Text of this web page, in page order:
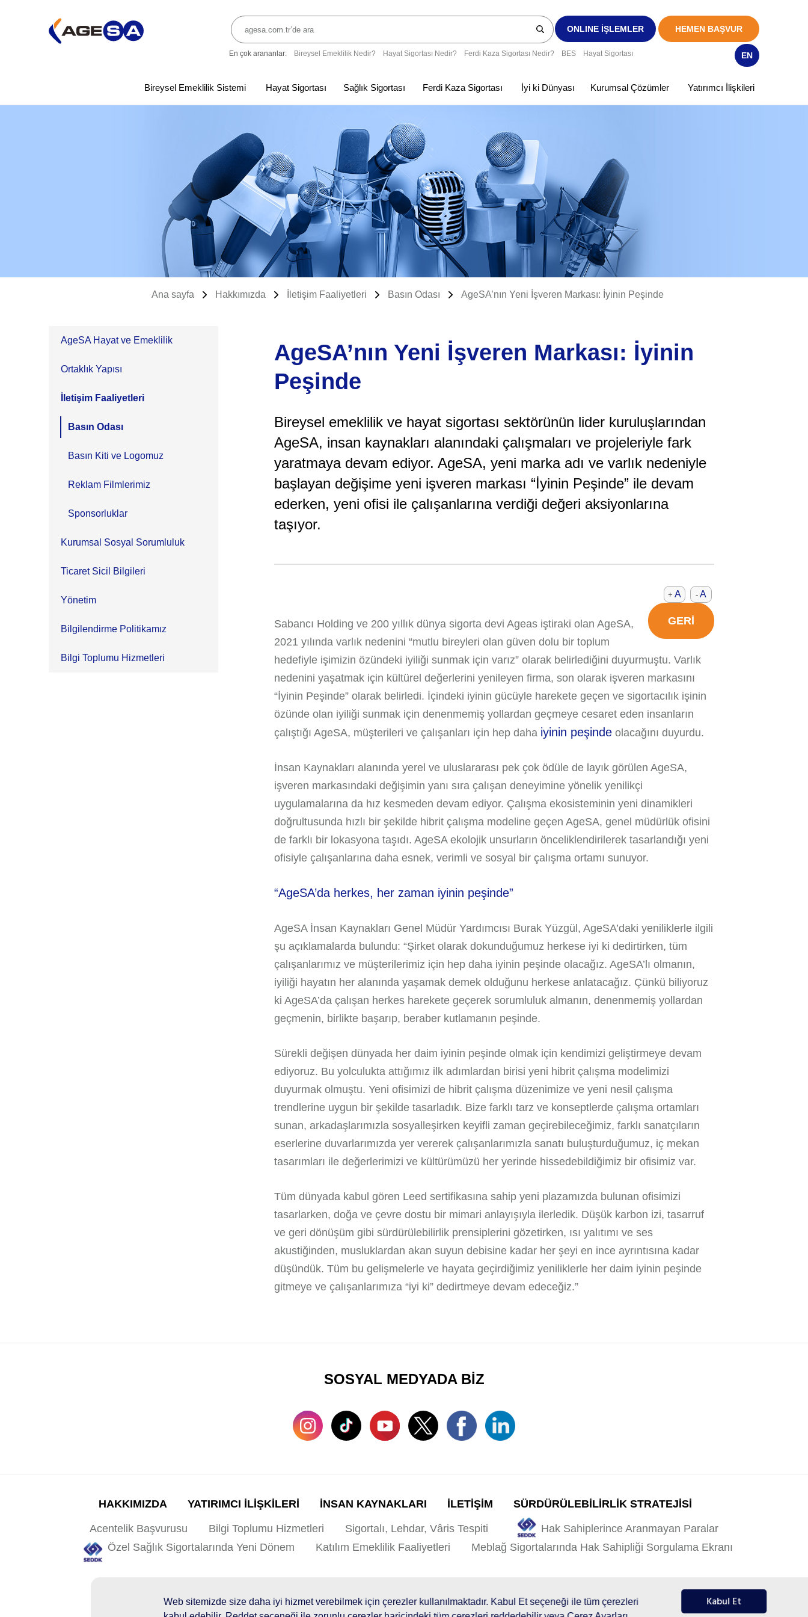
Web sitemizde size daha iyi hizmet verebilmek için çerezler kullanılmaktadır. Kabul Et seçeneği ile tüm çerezleri
Kabul Et
ONLINE İŞLEMLER HEMEN BAŞVUR
EN
En çok arananlar: Bireysel Emeklilik Nedir? Hayat Sigortası Nedir? Ferdi Kaza Sigortası Nedir? BES Hayat Sigortası
Bireysel Emeklilik Sistemi Hayat Sigortası Sağlık Sigortası Ferdi Kaza Sigortası İyi ki Dünyası Kurumsal Çözümler Yatırımcı İlişkileri
Ana sayfa Hakkımızda İletişim Faaliyetleri Basın Odası AgeSA’nın Yeni İşveren Markası: İyinin Peşinde
AgeSA Hayat ve Emeklilik
Ortaklık Yapısı
İletişim Faaliyetleri
Basın Odası
Basın Kiti ve Logomuz
Reklam Filmlerimiz
Sponsorluklar
Kurumsal Sosyal Sorumluluk
Ticaret Sicil Bilgileri
Yönetim
Bilgilendirme Politikamız
Bilgi Toplumu Hizmetleri
AgeSA’nın Yeni İşveren Markası: İyinin
Peşinde
Bireysel emeklilik ve hayat sigortası sektörünün lider kuruluşlarından
AgeSA, insan kaynakları alanındaki çalışmaları ve projeleriyle fark
yaratmaya devam ediyor. AgeSA, yeni marka adı ve varlık nedeniyle
başlayan değişime yeni işveren markası “İyinin Peşinde” ile devam
ederken, yeni ofisi ile çalışanlarına verdiği değeri aksiyonlarına
taşıyor.
-A
+ A
GERİ
Sabancı Holding ve 200 yıllık dünya sigorta devi Ageas iştiraki olan AgeSA,
2021 yılında varlık nedenini “mutlu bireyleri olan güven dolu bir toplum
hedefiyle işimizin özündeki iyiliği sunmak için varız” olarak belirlediğini duyurmuştu. Varlık
nedenini yaşatmak için kültürel değerlerini yenileyen firma, son olarak işveren markasını
“İyinin Peşinde” olarak belirledi. İçindeki iyinin gücüyle harekete geçen ve sigortacılık işinin
özünde olan iyiliği sunmak için denenmemiş yollardan geçmeye cesaret eden insanların
çalıştığı AgeSA, müşterileri ve çalışanları için hep daha iyinin peşinde olacağını duyurdu.
İnsan Kaynakları alanında yerel ve uluslararası pek çok ödüle de layık görülen AgeSA,
işveren markasındaki değişimin yanı sıra çalışan deneyimine yönelik yenilikçi
uygulamalarına da hız kesmeden devam ediyor. Çalışma ekosisteminin yeni dinamikleri
doğrultusunda hızlı bir şekilde hibrit çalışma modeline geçen AgeSA, genel müdürlük ofisini
de farklı bir lokasyona taşıdı. AgeSA ekolojik unsurların önceliklendirilerek tasarlandığı yeni
ofisiyle çalışanlarına daha esnek, verimli ve sosyal bir çalışma ortamı sunuyor.
“AgeSA’da herkes, her zaman iyinin peşinde”
AgeSA İnsan Kaynakları Genel Müdür Yardımcısı Burak Yüzgül, AgeSA’daki yeniliklerle ilgili
şu açıklamalarda bulundu: “Şirket olarak dokunduğumuz herkese iyi ki dedirtirken, tüm
çalışanlarımız ve müşterilerimiz için hep daha iyinin peşinde olacağız. AgeSA’lı olmanın,
iyiliği hayatın her alanında yaşamak demek olduğunu herkese anlatacağız. Çünkü biliyoruz
ki AgeSA’da çalışan herkes harekete geçerek sorumluluk almanın, denenmemiş yollardan
geçmenin, birlikte başarıp, beraber kutlamanın peşinde.
Sürekli değişen dünyada her daim iyinin peşinde olmak için kendimizi geliştirmeye devam
ediyoruz. Bu yolculukta attığımız ilk adımlardan birisi yeni hibrit çalışma modelimizi
duyurmak olmuştu. Yeni ofisimizi de hibrit çalışma düzenimize ve yeni nesil çalışma
trendlerine uygun bir şekilde tasarladık. Bize farklı tarz ve konseptlerde çalışma ortamları
sunan, arkadaşlarımızla sosyalleşirken keyifli zaman geçirebileceğimiz, farklı sanatçıların
eserlerine duvarlarımızda yer vererek çalışanlarımızla sanatı buluşturduğumuz, iç mekan
tasarımları ile değerlerimizi ve kültürümüzü her yerinde hissedebildiğimiz bir ofisimiz var.
Tüm dünyada kabul gören Leed sertifikasına sahip yeni plazamızda bulunan ofisimizi
tasarlarken, doğa ve çevre dostu bir mimari anlayışıyla ilerledik. Düşük karbon izi, tasarruf
ve geri dönüşüm gibi sürdürülebilirlik prensiplerini gözetirken, ısı yalıtımı ve ses
akustiğinden, musluklardan akan suyun debisine kadar her şeyi en ince ayrıntısına kadar
düşündük. Tüm bu gelişmelerle ve hayata geçirdiğimiz yeniliklerle her daim iyinin peşinde
gitmeye ve çalışanlarımıza “iyi ki” dedirtmeye devam edeceğiz.”
SOSYAL MEDYADA BİZ
HAKKIMIZDA YATIRIMCI İLİŞKİLERİ İNSAN KAYNAKLARI İLETİŞİM SÜRDÜRÜLEBİLİRLİK STRATEJİSİ
Acentelik Başvurusu Bilgi Toplumu Hizmetleri Sigortalı, Lehdar, Vâris Tespiti
Hak Sahiplerince Aranmayan Paralar
Özel Sağlık Sigortalarında Yeni Dönem
Katılım Emeklilik Faaliyetleri Meblağ Sigortalarında Hak Sahipliği Sorgulama Ekranı
© 2026 AgeSA